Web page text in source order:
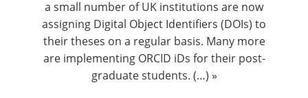
a small number of UK institutions are now
assigning Digital Object Identifiers (DOIs) to
their theses on a regular basis. Many more
are implementing ORCID iDs for their post-
graduate students. (…) »